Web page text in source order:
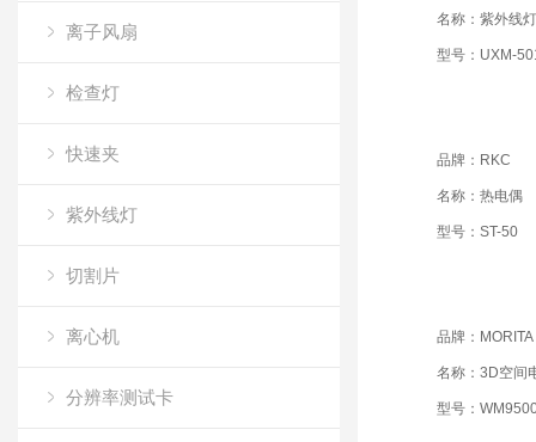
离子风扇
检查灯
快速夹
紫外线灯
切割片
离心机
分辨率测试卡
名称：紫外线
型号：UXM-
品牌：RKC
名称：热电偶
型号：ST-50
品牌：MORITA
名称：3D空间
型号：